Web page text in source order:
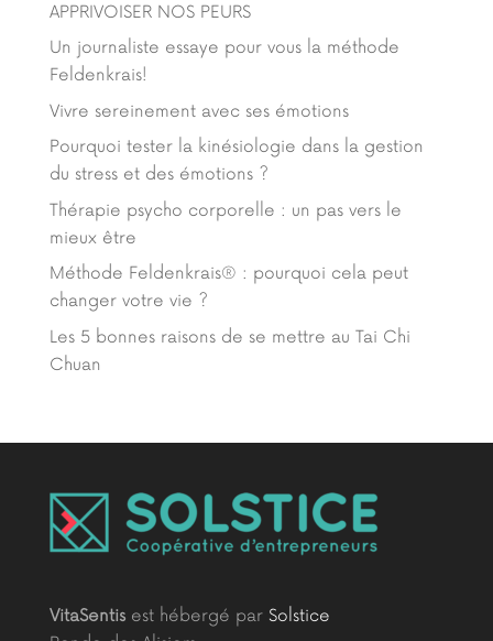
APPRIVOISER NOS PEURS
Un journaliste essaye pour vous la méthode
Feldenkrais!
Vivre sereinement avec ses émotions
Pourquoi tester la kinésiologie dans la gestion
du stress et des émotions ?
Thérapie psycho corporelle : un pas vers le
mieux être
Méthode Feldenkrais® : pourquoi cela peut
changer votre vie ?
Les 5 bonnes raisons de se mettre au Tai Chi
Chuan
VitaSentisest hébergé par Solstice